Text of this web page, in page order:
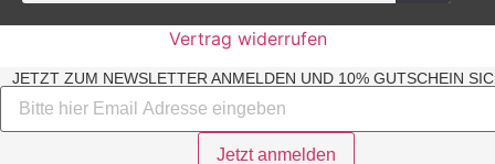
Vertrag widerrufen
JETZT ZUM NEWSLETTER ANMELDEN UND 10% GUTSCHEIN